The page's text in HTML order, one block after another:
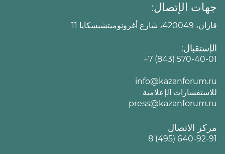
جهات الإتصال:
قازان، 420049، شارع أغرونوميتشيسكايا 11
الإستقبال:
+7 (843) 570-40-01
info@kazanforum.ru
للاستفسارات الإعلامية
press@kazanforum.ru
مركز الاتصال
8 (495) 640-92-91